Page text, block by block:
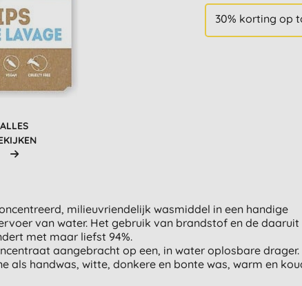
ALLES
30% korting op
milieuvriendelijk wasmiddel in een handige
van water. Het gebruik van brandstof en de daaruit
met maar liefst 94%.
aangebracht op een, in water oplosbare drager.
als handwas, witte, donkere en bonte was, warm en